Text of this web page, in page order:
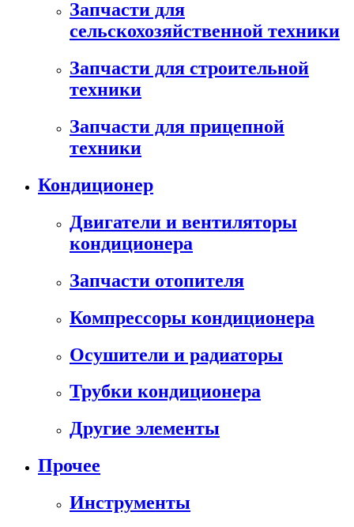
Запчасти для
сельскохозяйственной техники
Запчасти для строительной
техники
Запчасти для прицепной
техники
Кондиционер
Двигатели и вентиляторы
кондиционера
Запчасти отопителя
Компрессоры кондиционера
Осушители и радиаторы
Трубки кондиционера
Другие элементы
Прочее
Инструменты